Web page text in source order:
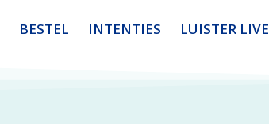
BESTEL INTENTIES LUISTER LIVE